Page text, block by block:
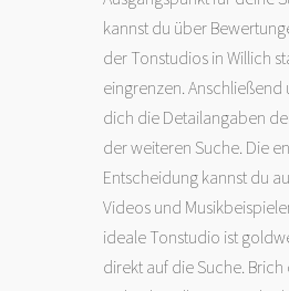
kannst du über
der Tonstudios in Willich
eingrenzen. Anschließend
dich die Detailangaben
der weiteren Suche. Die
Entscheidung kannst du
Videos und
ideale Tonstudio ist
direkt auf die Suche. Brich